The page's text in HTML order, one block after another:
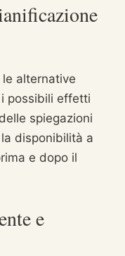
alternative
possibili effetti
spiegazioni
disponibilità a
e dopo il
e